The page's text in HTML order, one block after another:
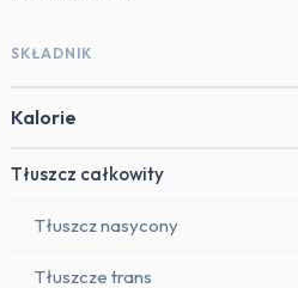
SKŁADNIK
Kalorie
Tłuszcz całkowity
Tłuszcz nasycony
Tłuszcze trans